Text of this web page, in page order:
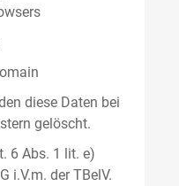
diese Daten bei
gelöscht.
6 Abs. 1 lit. e)
i.V.m. der TBelV.